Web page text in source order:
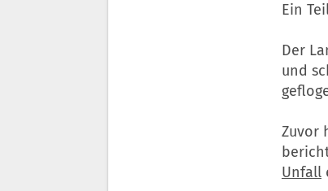
Ein
Der
und
Zuvor
Unfall